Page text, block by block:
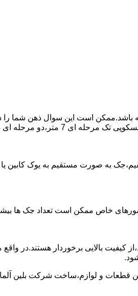
است این سوال ذهن شما را
به صورت مستقیم به یوک
خاص ممکن است تعداد جک ها
کیفیت بالایی برخوردار هستند.در
قطعات و لوازم،ساخت شرکت بلین